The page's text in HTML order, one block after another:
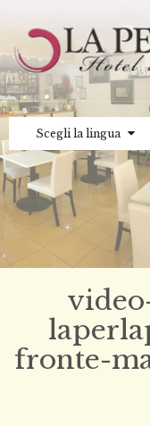
Scegli la lingua
fronte-